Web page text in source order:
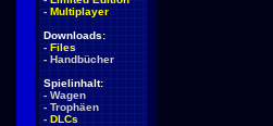
- Multiplayer
Downloads:
- Files
- Handbücher
Spielinhalt:
- Wagen
- Trophäen
- DLCs